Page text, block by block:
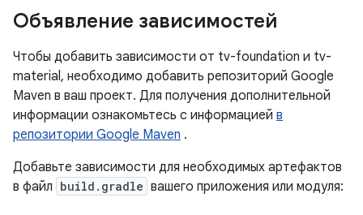
Объявление зависимостей
Чтобы добавить зависимости от tv-foundation и tv-
material, необходимо добавить репозиторий Google
Maven в ваш проект. Для получения дополнительной
информации ознакомьтесь с информацией в
репозитории Google Maven .
Добавьте зависимости для необходимых артефактов
в файл build.gradle вашего приложения или модуля: